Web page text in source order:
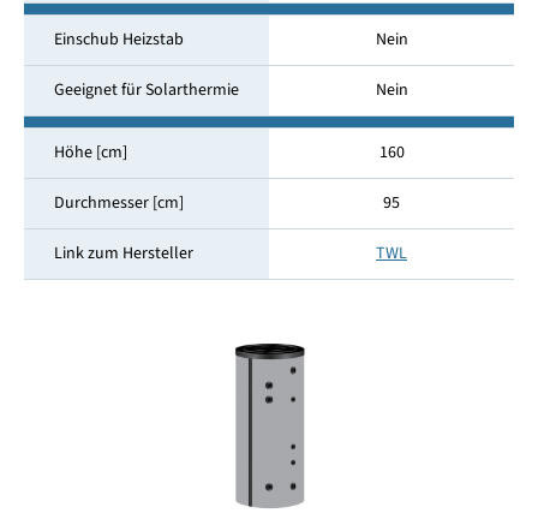
Einschub Heizstab Nein
Geeignet für Solarthermie Nein
Höhe [cm] 160
Durchmesser [cm] 95
Link zum Hersteller TWL